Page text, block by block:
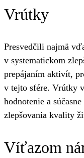
Vrútky
Presvedčili najmä
v systematickom
prepájaním aktivít,
v tejto sfére. Vrútky
hodnotenie a
zlepšovania kvality
Víťazom